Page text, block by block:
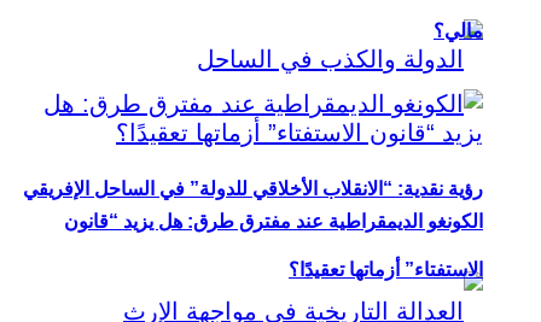
رؤية نقدية: “الانقلاب الأخلاقي للدولة” في الساحل الإفريقي
مالي؟
الكونغو الديمقراطية عند مفترق طرق: هل يزيد “قانون
الاستفتاء” أزماتها تعقيدًا؟